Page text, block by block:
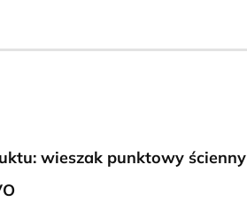
wieszak punktowy ścienny